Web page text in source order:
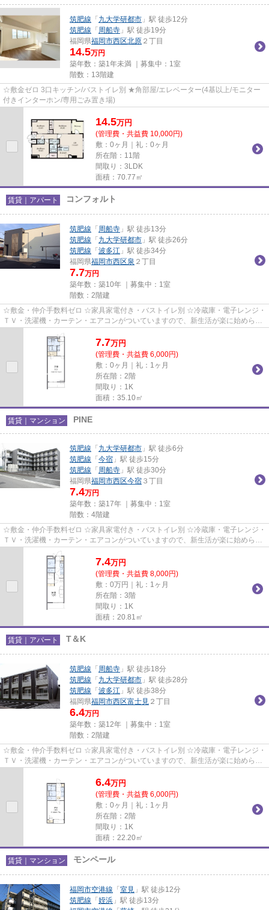
筑肥線 「 九大学研都市 」駅 徒歩12分
筑肥線 「 周船寺 」駅 徒歩19分
福岡県福岡市西区北原 ２丁目
14.5万円
築年数：築1年未満 ｜募集中： 1室
階数：13階建
☆敷金ゼロ 3口キッチン/バストイレ別 ★角部屋/エレベーター(4基以上/モニター
付きインターホン/専用ごみ置き場)
14.5万円
(管理費・共益費 10,000円)
敷：0ヶ月｜礼：0ヶ月
所在階：11階
間取り：3LDK
面積：70.77㎡
賃貸｜アパート コンフォルト
筑肥線 「 周船寺 」駅 徒歩13分
筑肥線 「 九大学研都市 」駅 徒歩26分
筑肥線 「 波多江 」駅 徒歩34分
福岡県福岡市西区泉 ２丁目
7.7万円
築年数：築10年 ｜募集中： 1室
階数：2階建
☆敷金・仲介手数料ゼロ ☆家具家電付き・バストイレ別 ☆冷蔵庫・電子レンジ・
ＴＶ・洗濯機・カーテン・エアコンがついていますので、新生活が楽に始められ
7.7万円
(管理費・共益費 6,000円)
敷：0ヶ月｜礼：1ヶ月
所在階：2階
間取り：1K
面積：35.10㎡
賃貸｜マンション PINE
筑肥線 「 九大学研都市 」駅 徒歩6分
筑肥線 「 今宿 」駅 徒歩15分
筑肥線 「 周船寺 」駅 徒歩30分
福岡県福岡市西区今宿 ３丁目
7.4万円
築年数：築17年 ｜募集中： 1室
階数：4階建
☆敷金・仲介手数料ゼロ ☆家具家電付き・バストイレ別 ☆冷蔵庫・電子レンジ・
ＴＶ・洗濯機・カーテン・エアコンがついていますので、新生活が楽に始められ
7.4万円
(管理費・共益費 8,000円)
敷：0万円｜礼：1ヶ月
所在階：3階
間取り：1K
面積：20.81㎡
賃貸｜アパート T＆K
筑肥線 「 周船寺 」駅 徒歩18分
筑肥線 「 九大学研都市 」駅 徒歩28分
筑肥線 「 波多江 」駅 徒歩38分
福岡県福岡市西区富士見 ２丁目
6.4万円
築年数：築12年 ｜募集中： 1室
階数：2階建
☆敷金・仲介手数料ゼロ ☆家具家電付き・バストイレ別 ☆冷蔵庫・電子レンジ・
ＴＶ・洗濯機・カーテン・エアコンがついていますので、新生活が楽に始められ
6.4万円
(管理費・共益費 6,000円)
敷：0ヶ月｜礼：1ヶ月
所在階：2階
間取り：1K
面積：22.20㎡
賃貸｜マンション モンペール
福岡市空港線 「 室見 」駅 徒歩12分
筑肥線 「 姪浜 」駅 徒歩13分